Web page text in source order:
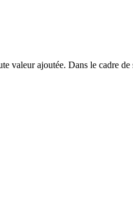
valeur ajoutée. Dans le cadre